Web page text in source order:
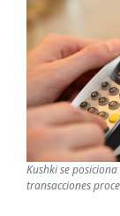
Kushki se
transacciones